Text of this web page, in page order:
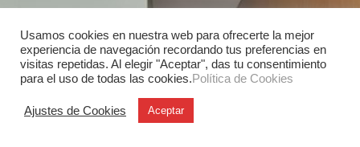
Usamos cookies en nuestra web para ofrecerte la mejor
experiencia de navegación recordando tus preferencias en
visitas repetidas. Al elegir "Aceptar", das tu consentimiento
para el uso de todas las cookies.Política de Cookies
Ajustes de Cookies Aceptar